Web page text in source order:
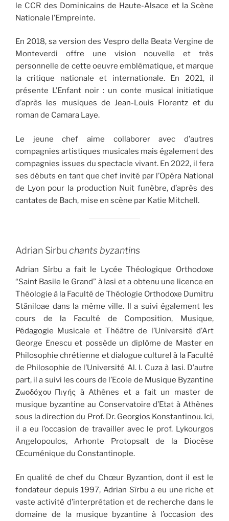
le CCR des Dominicains de Haute-Alsace et la Scène
Nationale l’Empreinte.
En 2018, sa version des Vespro della Beata Vergine de
Monteverdi offre une vision nouvelle et très
personnelle de cette oeuvre emblématique, et marque
la critique nationale et internationale. En 2021, il
présente L’Enfant noir : un conte musical initiatique
d’après les musiques de Jean-Louis Florentz et du
roman de Camara Laye.
Le jeune chef aime collaborer avec d’autres
compagnies artistiques musicales mais également des
compagnies issues du spectacle vivant. En 2022, il fera
ses débuts en tant que chef invité par l’Opéra National
de Lyon pour la production Nuit funèbre, d’après des
cantates de Bach, mise en scène par Katie Mitchell.
Adrian Sirbu chants byzantins
Adrian Sîrbu a fait le Lycée Théologique Orthodoxe
“Saint Basile le Grand” à Iasi et a obtenu une licence en
Théologie à la Faculté de Théologie Orthodoxe Dumitru
Stăniloae dans la même ville. Il a suivi également les
cours de la Faculté de Composition, Musique,
Pédagogie Musicale et Théâtre de l’Université d’Art
George Enescu et possède un diplôme de Master en
Philosophie chrétienne et dialogue culturel à la Faculté
de Philosophie de l’Université Al. I. Cuza à Iasi. D’autre
part, il a suivi les cours de l’Ecole de Musique Byzantine
Ζωοδόχου Πιγής à Athènes et a fait un master de
musique byzantine au Conservatoire d’Etat à Athènes
sous la direction du Prof. Dr. Georgios Konstantinou. Ici,
il a eu l’occasion de travailler avec le prof. Lykourgos
Angelopoulos, Arhonte Protopsalt de la Diocèse
Œcuménique du Constantinople.
En qualité de chef du Chœur Byzantion, dont il est le
fondateur depuis 1997, Adrian Sîrbu a eu une riche et
vaste activité d’interprétation et de recherche dans le
domaine de la musique byzantine à l’occasion des